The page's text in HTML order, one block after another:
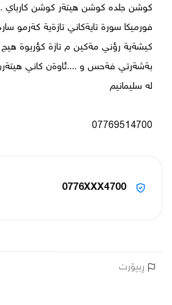
07769514700
0776XXX4700
ڕیپۆرت